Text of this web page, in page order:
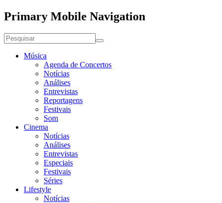
Primary Mobile Navigation
Música
Agenda de Concertos
Notícias
Análises
Entrevistas
Reportagens
Festivais
Som
Cinema
Notícias
Análises
Entrevistas
Especiais
Festivais
Séries
Lifestyle
Notícias